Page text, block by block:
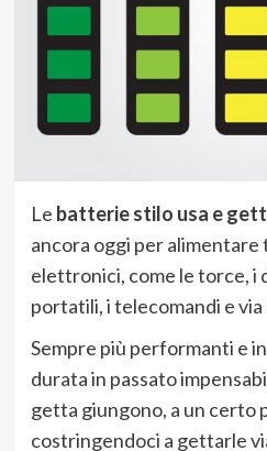
Le batterie stilo usa e
ancora oggi per
elettronici, come le torce, i
portatili, i telecomandi e via
Sempre più performanti e
durata in passato
getta giungono, a un certo
costringendoci a gettarle